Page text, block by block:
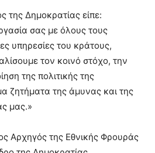
της Δημοκρατίας είπε:
σας με όλους τους
υπηρεσίες του κράτους,
τον κοινό στόχο, την
της πολιτικής της
ζητήματα της άμυνας και της
μας.»
Αρχηγός της Εθνικής Φρουράς